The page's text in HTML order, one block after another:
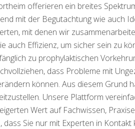
offerieren ein breites
mit der Begutachtung wie auch
mit denen wir
auch Effizienz, um sicher sein zu
zu prophylaktischen
dass Probleme mit
können. Aus diesem Grund
Unsere Plattform
Wert auf Fachwissen,
Sie nur mit Experten in